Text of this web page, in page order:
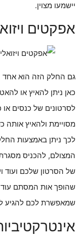
יישמעו מצוין.
אפקטים
כאן ניתן להאיץ או
לסרטונים של כנסים
מסויימת ולהאיץ אותה
לכך ניתן באמצעות
המצולם, להכניס
של הסרטון שלכם ועוד
שהופך אות המסתם
שמאפשרת לכם להגיע